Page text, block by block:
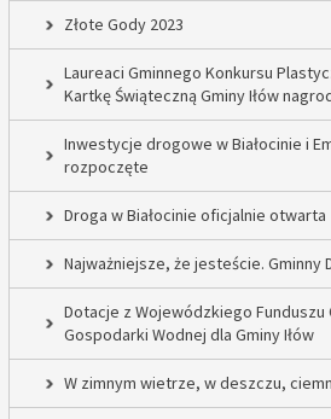
Złote Gody 2023
Laureaci Gminnego Konkursu
Kartkę Świąteczną Gminy Iłów
Inwestycje drogowe w Białocinie i
rozpoczęte
Droga w Białocinie oficjalnie otwarta
Najważniejsze, że jesteście. Gminny
Dotacje z Wojewódzkiego Funduszu
Gospodarki Wodnej dla Gminy Iłów
W zimnym wietrze, w deszczu,